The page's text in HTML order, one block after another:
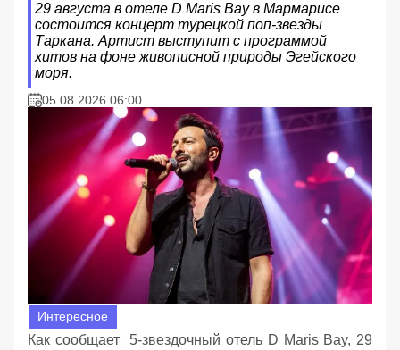
29 августа в отеле D Maris Bay в Мармарисе
состоится концерт турецкой поп-звезды
Таркана. Артист выступит с программой
хитов на фоне живописной природы Эгейского
моря.
05.08.2026 06:00
Интересное
Как сообщает 5-звездочный отель D Maris Bay, 29